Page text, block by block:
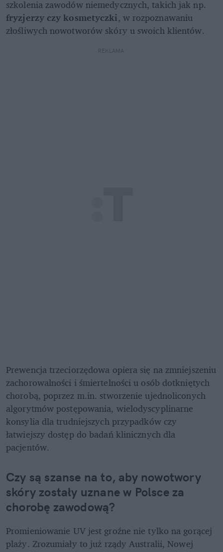
fryzjerzy czy kosmetyczki, w rozpoznawaniu
złośliwych nowotworów skóry u swoich klientów.
REKLAMA
Prewencja trzeciorzędowa opiera się na zmniejszeniu
zachorowalności i śmiertelności u osób dotkniętych
chorobą, poprzez m.in. stworzenie ujednoliconych
algorytmów postępowania, wielodyscyplinarne
konsylia dla trudniejszych przypadków czy
łatwiejszy dostęp do badań klinicznych dla
pacjentów.
Czy są szanse na to, aby nowotwory
skóry zostały uznane w Polsce za
chorobę zawodową?
Promieniowanie UV jest groźne nie tylko na gorącej
plaży. Zrozumiały to już rządy Australii, Nowej